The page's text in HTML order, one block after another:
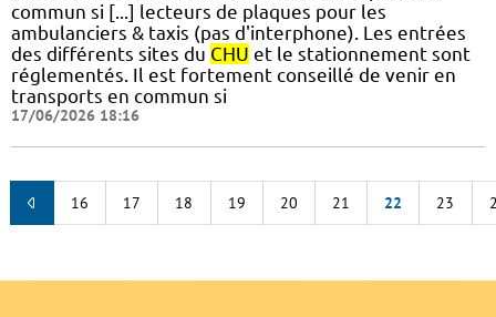
commun si [...] lecteurs de plaques pour les
ambulanciers & taxis (pas d'interphone). Les entrées
des différents sites du CHU et le stationnement sont
réglementés. Il est fortement conseillé de venir en
transports en commun si
17/06/2026 18:16
16 17 18 19 20 21 22 23